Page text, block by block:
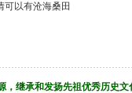
可以有沧海桑田
，继承和发扬先祖优秀历史